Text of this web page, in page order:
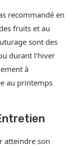
recommandé en
fruits et au
sont des
durant l’hiver
à
au printemps
atteindre son